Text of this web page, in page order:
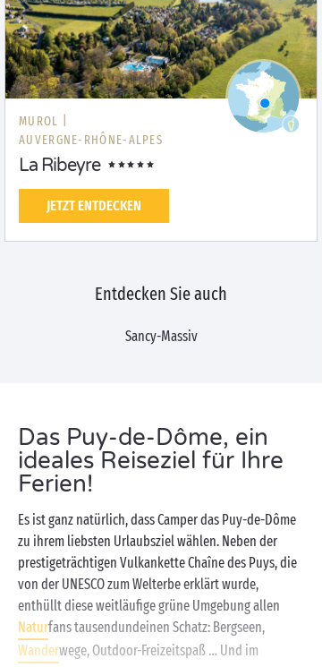
MUROL |
AUVERGNE-RHÔNE-ALPES
La Ribeyre
JETZT ENTDECKEN
Entdecken Sie auch
Sancy-Massiv
Das Puy-de-Dôme, ein
ideales Reiseziel für Ihre
Ferien!
Es ist ganz natürlich, dass Camper das Puy-de-Dôme
zu ihrem liebsten Urlaubsziel wählen. Neben der
prestigeträchtigen Vulkankette Chaîne des Puys, die
von der UNESCO zum Welterbe erklärt wurde,
enthüllt diese weitläufige grüne Umgebung allen
Naturfans tausendundeinen Schatz: Bergseen,
Wanderwege, Outdoor-Freizeitspaß … Und im